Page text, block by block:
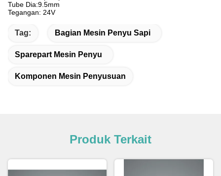
Tube Dia:9.5mm
Tegangan: 24V
Tag: Bagian Mesin Penyu Sapi
Sparepart Mesin Penyu
Komponen Mesin Penyusuan
Produk Terkait